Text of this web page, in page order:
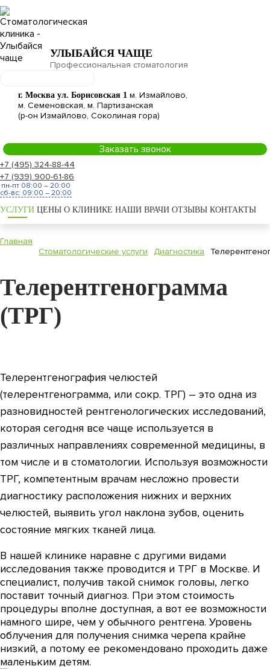
УЛЫБАЙСЯ ЧАЩЕ
Профессиональная стоматология
г. Москва ул. Борисовская 1 м. Измайлово,
м. Семеновская, м. Партизанская
(р-он Измайлово, Соколиная гора)
Заказать звонок
+7 (495) 324-88-44
+7 (939) 900-61-86
пн-пт 08:00 – 20:00
сб-вс: 09:00 – 20:00
УСЛУГИ ЦЕНЫ О КЛИНИКЕ НАШИ ВРАЧИ ОТЗЫВЫ КОНТАКТЫ
Главная
Стоматологические услуги
Диагностика
Телерентгенограмма
(ТРГ)
Телерентгенография челюстей
(телерентгенограмма, или сокр. ТРГ) – это одна из
разновидностей рентгенологических исследований,
которая сегодня все чаще используется в
различных направлениях современной медицины, в
том числе и в стоматологии. Используя возможности
ТРГ, компетентным врачам несложно провести
диагностику расположения нижних и верхних
челюстей, выявить угол наклона зубов, оценить
состояние мягких тканей лица.
В нашей клинике наравне с другими видами
исследования также проводится и ТРГ в Москве. И
специалист, получив такой снимок головы, легко
поставит точный диагноз. При этом стоимость
процедуры вполне доступная, а вот ее возможности
намного шире, чем у обычного рентгена. Уровень
облучения для получения снимка черепа крайне
низкий, а потому ее рекомендовано проходить даже
маленьким детям.